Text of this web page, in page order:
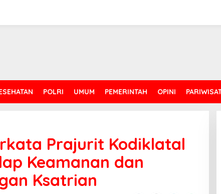
POLRI UMUM PEMERINTAH OPINI
Prajurit Kodiklatal
Keamanan dan
Ksatrian